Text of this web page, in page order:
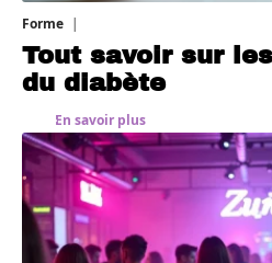
Forme
Tout savoir sur
du diabète
En savoir plus